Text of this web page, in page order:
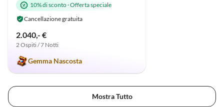
10% di sconto·Offerta speciale
Cancellazione gratuita
2.040,- €
2 Ospiti / 7 Notti
Gemma Nascosta
Mostra Tutto